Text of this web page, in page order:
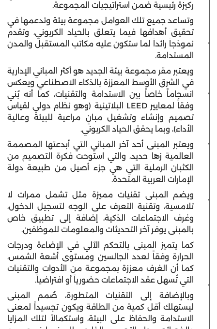
ركيزة رئيسية ضمن استراتيجيات المجموعة.
وتساعد جميع تلك العوامل مجموعة بيئة وتدعمها في
تحقيق أهدافها فيما يتعلق بالحياد الكربوني، وتقدم
نموذجاً رائداً لما ستكون عليه مكاتب المستقبل والمدن
المستدامة.
ويعتبر مقر مجموعة بيئة الجديد هو أكثر المباني الإدارية
في الشرق الأوسط المعززة بالذكاء الاصطناعي ويعكس
انسجاماً خاصاً بين الاستدامة والتقنيات، كما أنه بُني
وفقاً لمعايير LEED البلاتينية (وهو نظام دولي لقياس
تصميم وإنشاء وتشغيل مبانٍ مراعية للبيئة وعالية
الأداء)، وبما يحقق الحياد الكربوني.
ويعتبر المبنى أحد آخر المباني التي أبدعتها المصممة
العالمية زها حديد، والتي استوحت فكرة التصميم من
الكثبان الرملية التي هي جزء أصيل من طبيعة دولة
الإمارات العربية المتحدة.
ويضم المبنى تقنيات مميزة مثل تشمل ممرات لا
تلامسية، وتقنية التعرف على الوجه لتسجيل الدخول،
وغرف الاجتماعات الذكية، إضافة إلى تطبيق خاص
بالمبنى يوفر آخر التحديثات والمعلومات للموظفين.
كما يتميز المبنى بالتحكم الآلي في الإضاءة ودرجات
الحرارة وفقاً لعدد الجالسين ومستوى أشعة الشمس،
كما أن الغرف معززة بمجموعة من الأدوات والتقنيات
التي تُسهل عقد الاجتماعات حضورياً أو افتراضياً.
وبالإضافة إلى التقنيات المتطورة، صُمم المبنى
ليستهلك أقل كمية من الطاقة ويكون تجسيداً لمعنى
الاستدامة والحفاظ على البيئة، واستكمالاً لتلك المزايا